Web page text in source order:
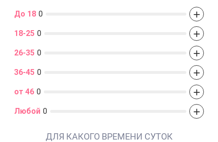
До 18 0 +
18-25 0 +
26-35 0 +
36-45 0 +
от 46 0 +
Любой 0 +
ДЛЯ КАКОГО ВРЕМЕНИ СУТОК